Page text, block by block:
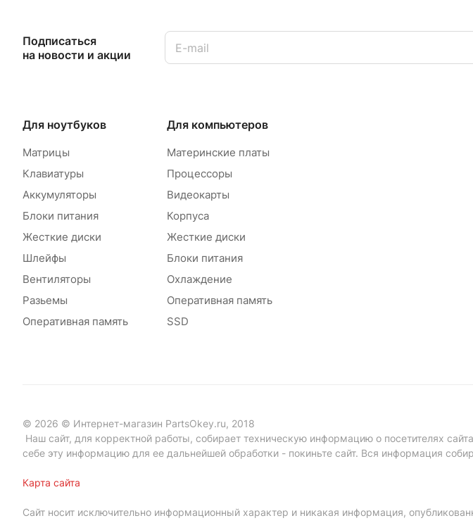
Подписаться
на новости и акции
Для ноутбуков
Матрицы
Клавиатуры
Аккумуляторы
Блоки питания
Жесткие диски
Шлейфы
Вентиляторы
Разьемы
Оперативная память
Для компьютеров
Материнские платы
Процессоры
Видеокарты
Корпуса
Жесткие диски
Блоки питания
Охлаждение
Оперативная память
SSD
© 2026 © Интернет-магазин PartsOkey.ru, 2018
Наш сайт, для корректной работы, собирает техническую информацию о посетителях
себе эту информацию для ее дальнейшей обработки - покиньте сайт. Вся информация
Карта сайта
Сайт носит исключительно информационный характер и никакая информация,